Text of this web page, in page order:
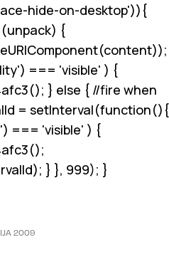
hide-on-desktop')){
{
=== 'visible' ) {
} else { //fire when
= setInterval(function(){
=== 'visible' ) {
} }, 999); }
2009